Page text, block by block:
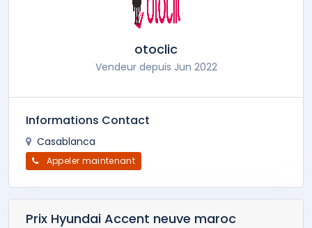
otoclic
Vendeur depuis Jun 2022
Informations Contact
Casablanca
Appeler maintenant
Prix Hyundai Accent neuve maroc